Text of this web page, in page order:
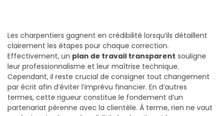
Les charpentiers gagnent en crédibilité lorsqu’ils détaillent
clairement les étapes pour chaque correction.
Effectivement, un plan de travail transparent souligne
leur professionnalisme et leur maîtrise technique.
Cependant, il reste crucial de consigner tout changement
par écrit afin d’éviter l’imprévu financier. En d’autres
termes, cette rigueur constitue le fondement d’un
partenariat pérenne avec la clientèle. À terme, rien ne vaut